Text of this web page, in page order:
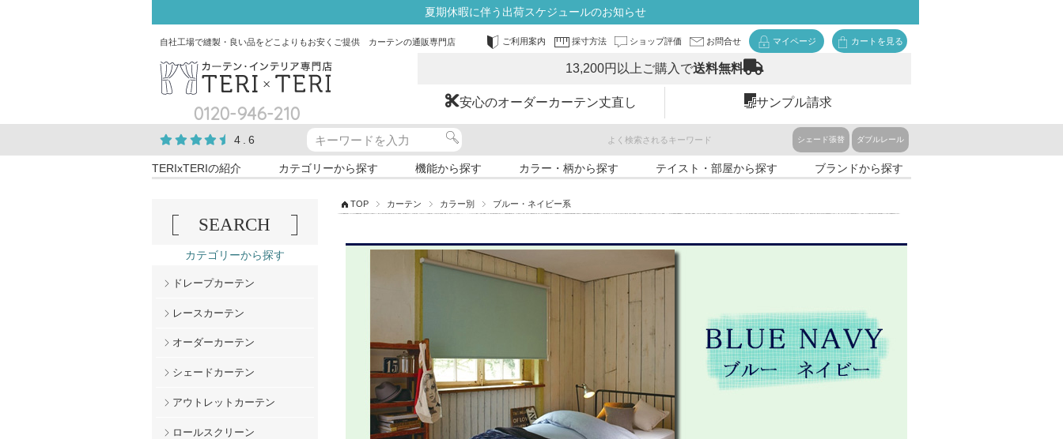
夏期休暇に伴う出荷スケジュールのお知らせ
自社工場で縫製・良い品をどこよりもお安くご提供 カーテンの通販専門店 ご利用案内 採寸方法 ショップ評価 お問合せ マイページ カートを見る
0120-946-210
13,200円以上ご購入で送料無料
安心のオーダーカーテン丈直し サンプル請求
4.6 よく検索されるキーワード シェード張替 ダブルレール
TERIxTERIの紹介 カテゴリーから探す 機能から探す カラー・柄から探す テイスト・部屋から探す ブランドから探す
TOP カーテン カラー別 ブルー・ネイビー系
SEARCH
カテゴリーから探す
ドレープカーテン
レースカーテン
オーダーカーテン
シェードカーテン
アウトレットカーテン
ロールスクリーン